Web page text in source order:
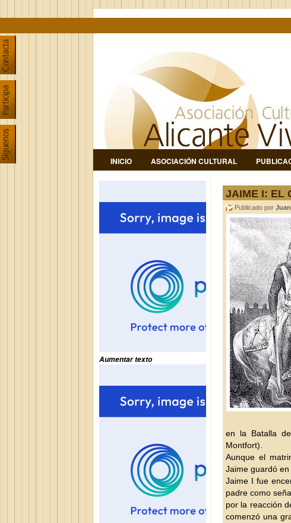
INICIO ASOCIACIÓN CULTURAL
Aumentar texto
JAIME I: EL
Publicado por
en la Batalla
Montfort).
Aunque el
Jaime guardó
Jaime I fue
padre como
por la reacción
comenzó una